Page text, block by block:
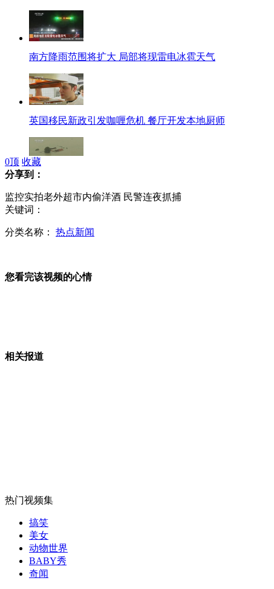
南方降雨范围将扩大 局部将现雷电冰雹天气
英国移民新政引发咖喱危机 餐厅开发本地厨师
男子咳嗽半年疑肺病 竟是羊骨卡气管
山西运城恶犬咬伤多人 警民合力深夜将其击毙
0顶 收藏
分享到：
监控实拍老外超市内偷洋酒 民警连夜抓捕
关键词：
分类名称： 热点新闻
您看完该视频的心情
相关报道
热门视频集
搞笑
美女
动物世界
BABY秀
奇闻